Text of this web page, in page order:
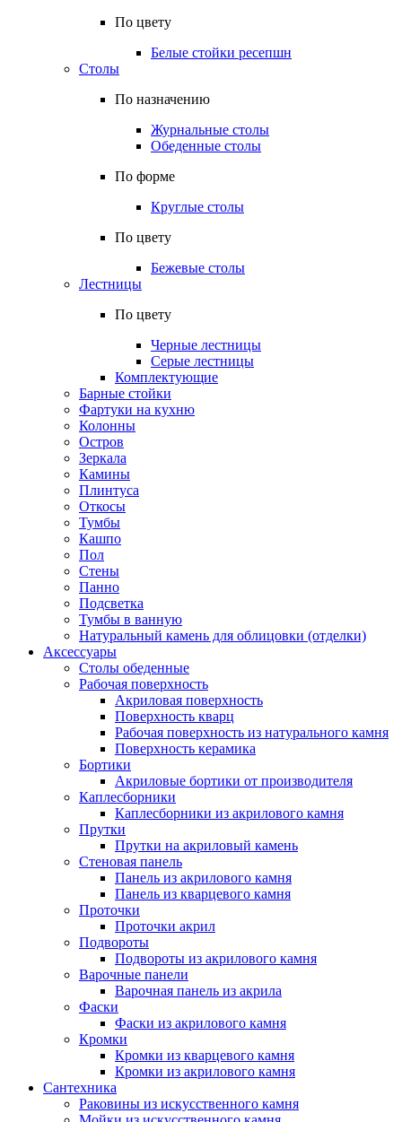
По цвету
Белые стойки ресепшн
Столы
По назначению
Журнальные столы
Обеденные столы
По форме
Круглые столы
По цвету
Бежевые столы
Лестницы
По цвету
Черные лестницы
Серые лестницы
Комплектующие
Барные стойки
Фартуки на кухню
Колонны
Остров
Зеркала
Камины
Плинтуса
Откосы
Тумбы
Кашпо
Пол
Стены
Панно
Подсветка
Тумбы в ванную
Натуральный камень для облицовки (отделки)
Аксессуары
Столы обеденные
Рабочая поверхность
Акриловая поверхность
Поверхность кварц
Рабочая поверхность из натурального камня
Поверхность керамика
Бортики
Акриловые бортики от производителя
Каплесборники
Каплесборники из акрилового камня
Прутки
Прутки на акриловый камень
Стеновая панель
Панель из акрилового камня
Панель из кварцевого камня
Проточки
Проточки акрил
Подвороты
Подвороты из акрилового камня
Варочные панели
Варочная панель из акрила
Фаски
Фаски из акрилового камня
Кромки
Кромки из кварцевого камня
Кромки из акрилового камня
Сантехника
Раковины из искусственного камня